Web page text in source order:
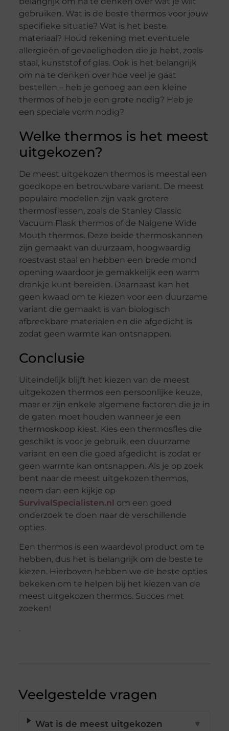
gebruiken. Wat is de beste thermos voor jouw
specifieke situatie? Wat is het beste
materiaal? Houd rekening met eventuele
allergieën of gevoeligheden die je hebt, zoals
staal, kunststof of glas. Ook is het belangrijk
om na te denken over hoe veel je gaat
bestellen – heb je genoeg aan een kleine
thermos of heb je een grote nodig? Heb je
een speciale vorm nodig?
Welke thermos is het meest
uitgekozen?
De meest uitgekozen thermos is meestal een
goedkope en betrouwbare variant. De meest
populaire modellen zijn vaak grotere
thermosflessen, zoals de Stanley Classic
Vacuum Flask thermos of de Nalgene Wide
Mouth thermos. Deze beide thermoskannen
zijn gemaakt van duurzaam, hoogwaardig
roestvast staal en hebben een brede mond
opening waardoor je gemakkelijk een warm
drankje kunt bereiden. Daarnaast kan het
geen kwaad om te kiezen voor een duurzame
variant die gemaakt is van biologisch
afbreekbare materialen en die afgedicht is
zodat geen warmte kan ontsnappen.
Conclusie
Uiteindelijk blijft het kiezen van de meest
uitgekozen thermos een persoonlijke keuze,
maar er zijn enkele algemene factoren die je in
de gaten moet houden wanneer je een
thermoskoop kiest. Kies een thermosfles die
geschikt is voor je gebruik, een duurzame
variant en een die goed afgedicht is zodat er
geen warmte kan ontsnappen. Als je op zoek
bent naar de meest uitgekozen thermos,
neem dan een kijkje op
SurvivalSpecialisten.nl om een goed
onderzoek te doen naar de verschillende
opties.
Een thermos is een waardevol product om te
hebben, dus het is belangrijk om de beste te
kiezen. Hierboven hebben we de beste opties
bekeken om te helpen bij het kiezen van de
meest uitgekozen thermos. Succes met
zoeken!
.
Veelgestelde vragen
Wat is de meest uitgekozen
▼